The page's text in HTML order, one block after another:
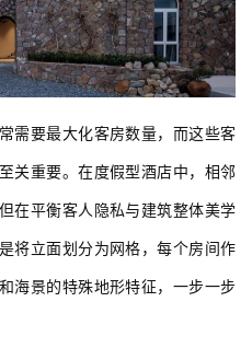
需要最大化客房数量，而这些客
关重要。在度假型酒店中，相邻
在平衡客人隐私与建筑整体美学
将立面划分为网格，每个房间作
海景的特殊地形特征，一步一步